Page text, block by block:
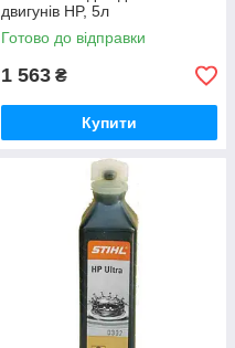
двигунів HP, 5л
Готово до відправки
1 563 ₴
Купити